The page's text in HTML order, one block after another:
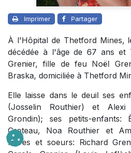
Imprimer Partager
À l'Hôpital de Thetford Mines,
décédée à l'âge de 67 ans et
Grenier, fille de feu Noël
Braska, domiciliée à Thetford
Elle laisse dans le deuil ses
(Josselin Routhier) et Alexi
Grondin); ses petits-enfants:
Croteau, Noa Routhier et
frères et soeurs: Richard